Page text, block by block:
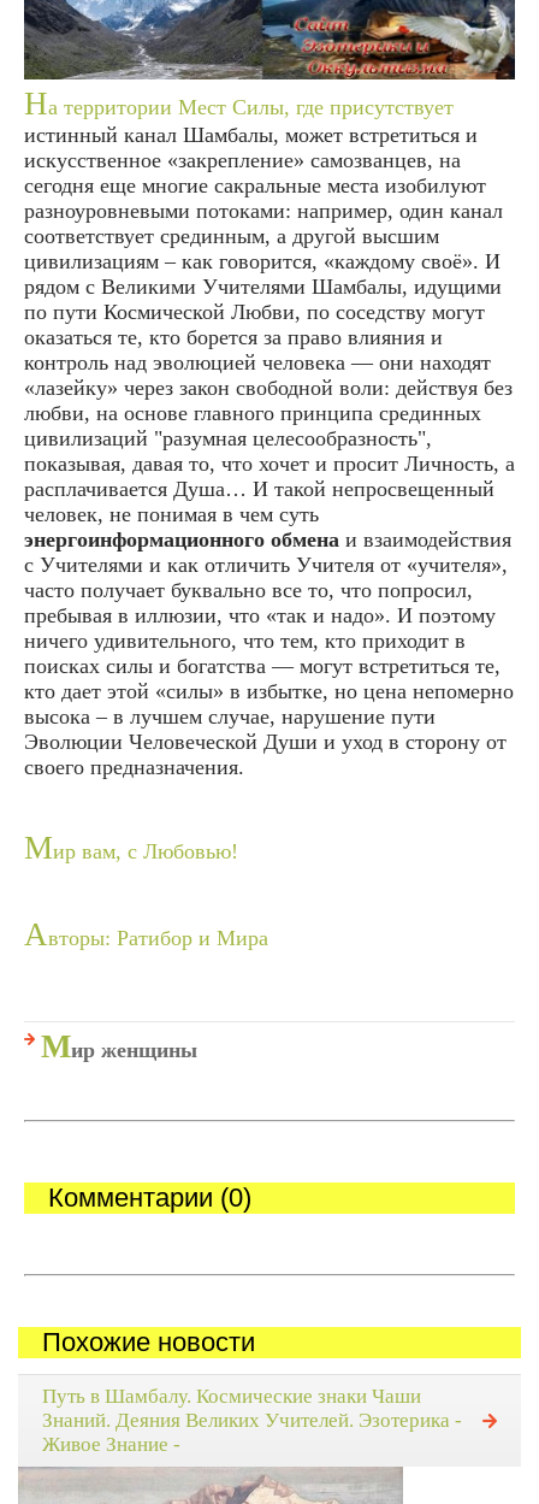
На территории Мест Силы, где присутствует
истинный канал Шамбалы, может встретиться и
искусственное «закрепление» самозванцев, на
сегодня еще многие сакральные места изобилуют
разноуровневыми потоками: например, один канал
соответствует срединным, а другой высшим
цивилизациям – как говорится, «каждому своё». И
рядом с Великими Учителями Шамбалы, идущими
по пути Космической Любви, по соседству могут
оказаться те, кто борется за право влияния и
контроль над эволюцией человека — они находят
«лазейку» через закон свободной воли: действуя без
любви, на основе главного принципа срединных
цивилизаций "разумная целесообразность",
показывая, давая то, что хочет и просит Личность, а
расплачивается Душа… И такой непросвещенный
человек, не понимая в чем суть
энергоинформационного обмена и взаимодействия
с Учителями и как отличить Учителя от «учителя»,
часто получает буквально все то, что попросил,
пребывая в иллюзии, что «так и надо». И поэтому
ничего удивительного, что тем, кто приходит в
поисках силы и богатства — могут встретиться те,
кто дает этой «силы» в избытке, но цена непомерно
высока – в лучшем случае, нарушение пути
Эволюции Человеческой Души и уход в сторону от
своего предназначения.
Мир вам, с Любовью!
Авторы: Ратибор и Мира
Мир женщины
Комментарии (0)
Похожие новости
Путь в Шамбалу. Космические знаки Чаши
Знаний. Деяния Великих Учителей. Эзотерика -
Живое Знание -